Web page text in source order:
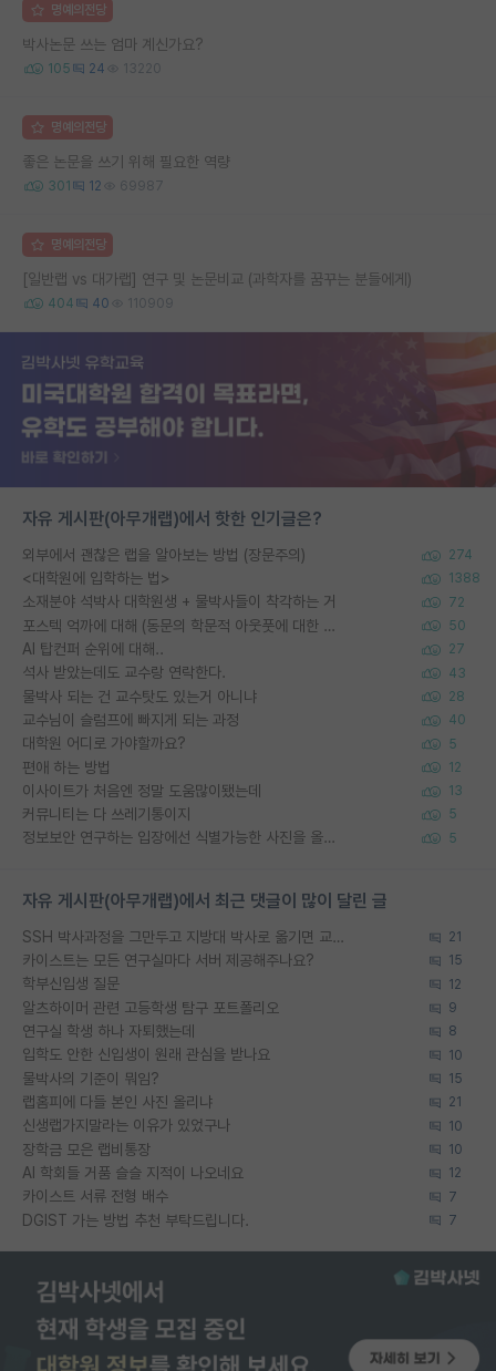
명예의전당
박사논문 쓰는 엄마 계신가요?
105 24 13220
명예의전당
좋은 논문을 쓰기 위해 필요한 역량
301 12 69987
명예의전당
[일반랩 vs 대가랩] 연구 및 논문비교 (과학자를 꿈꾸는 분들에게)
404 40 110909
자유 게시판(아무개랩)에서 핫한 인기글은?
외부에서 괜찮은 랩을 알아보는 방법 (장문주의) 274
<대학원에 입학하는 법> 1388
소재분야 석박사 대학원생 + 물박사들이 착각하는 거 72
포스텍 억까에 대해 (동문의 학문적 아웃풋에 대한 반박) 50
AI 탑컨퍼 순위에 대해.. 27
석사 받았는데도 교수랑 연락한다. 43
물박사 되는 건 교수탓도 있는거 아니냐 28
교수님이 슬럼프에 빠지게 되는 과정 40
대학원 어디로 가야할까요? 5
편애 하는 방법 12
이사이트가 처음엔 정말 도움많이됐는데 13
커뮤니티는 다 쓰레기통이지 5
정보보안 연구하는 입장에선 식별가능한 사진을 올리는건 비추이긴함 5
자유 게시판(아무개랩)에서 최근 댓글이 많이 달린 글
SSH 박사과정을 그만두고 지방대 박사로 옮기면 교수의 꿈은 끝일까요? 21
카이스트는 모든 연구실마다 서버 제공해주나요? 15
학부신입생 질문 12
알츠하이머 관련 고등학생 탐구 포트폴리오 9
연구실 학생 하나 자퇴했는데 8
입학도 안한 신입생이 원래 관심을 받나요 10
물박사의 기준이 뭐임? 15
랩홈피에 다들 본인 사진 올리냐 21
신생랩가지말라는 이유가 있었구나 10
장학금 모은 랩비통장 10
AI 학회들 거품 슬슬 지적이 나오네요 12
카이스트 서류 전형 배수 7
DGIST 가는 방법 추천 부탁드립니다. 7